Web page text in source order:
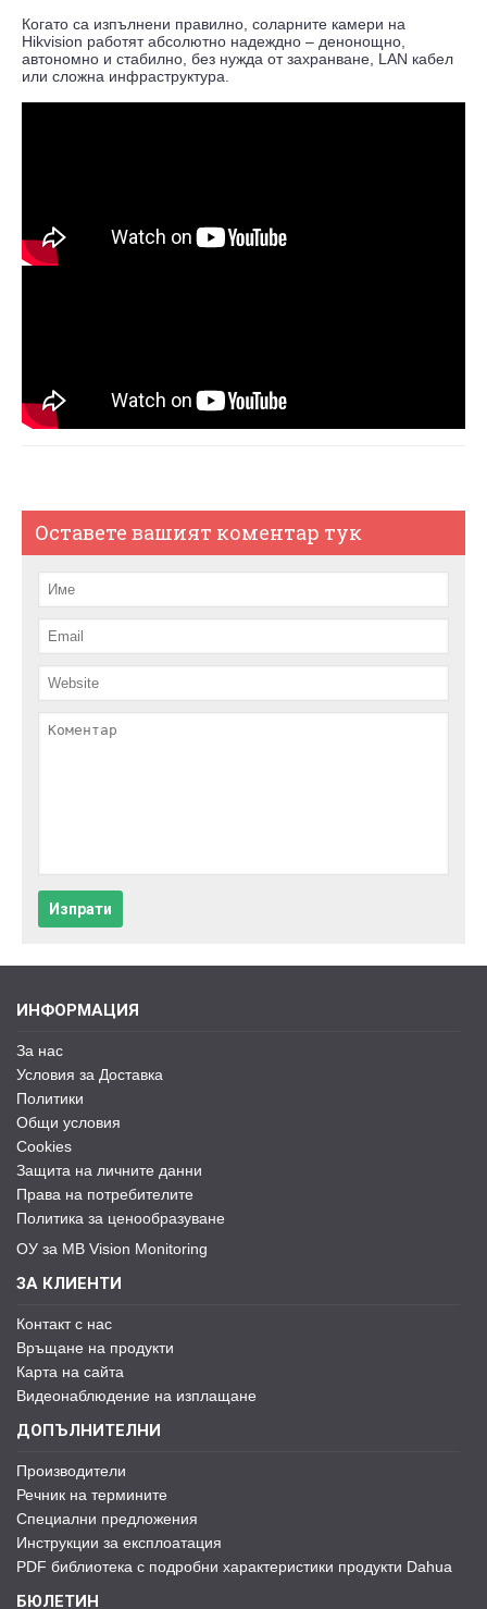
Когато са изпълнени правилно, соларните камери на
Hikvision работят абсолютно надеждно – денонощно,
автономно и стабилно, без нужда от захранване, LAN кабел
или сложна инфраструктура.
Оставете вашият коментар тук
Изпрати
ИНФОРМАЦИЯ
За нас
Условия за Доставка
Политики
Общи условия
Cookies
Защита на личните данни
Права на потребителите
Политика за ценообразуване
ОУ за MB Vision Monitoring
ЗА КЛИЕНТИ
Контакт с нас
Връщане на продукти
Карта на сайта
Видеонаблюдение на изплащане
ДОПЪЛНИТЕЛНИ
Производители
Речник на термините
Специални предложения
Инструкции за експлоатация
PDF библиотека с подробни характеристики продукти Dahua
БЮЛЕТИН